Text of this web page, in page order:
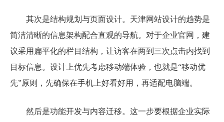
其次是结构规划与页面设计。天津网站设计的趋势是
简洁清晰的信息架构配合直观的导航。对于企业官网，建
议采用扁平化的栏目结构，让访客在两到三次点击内找到
目标信息。设计上优先考虑移动端体验，也就是“移动优
先”原则，先确保在手机上好看好用，再适配电脑端。
然后是功能开发与内容迁移。这一步要根据企业实际